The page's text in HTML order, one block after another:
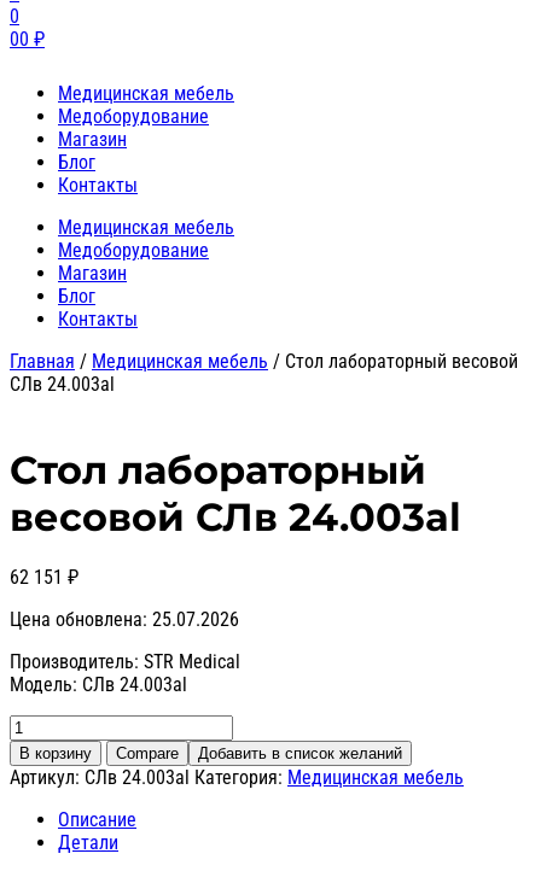
0
00 ₽
Медицинская мебель
Медоборудование
Магазин
Блог
Контакты
Медицинская мебель
Медоборудование
Магазин
Блог
Контакты
Главная / Медицинская мебель / Стол лабораторный весовой
СЛв 24.003al
Стол лабораторный
весовой СЛв 24.003al
62 151 ₽
Цена обновлена: 25.07.2026
Производитель: STR Medical
Модель: СЛв 24.003al
Количество
товара
Стол
лабораторный
весовой
СЛв
В корзину Compare Добавить в список желаний
Артикул: СЛв 24.003al Категория: Медицинская мебель
Описание
Детали